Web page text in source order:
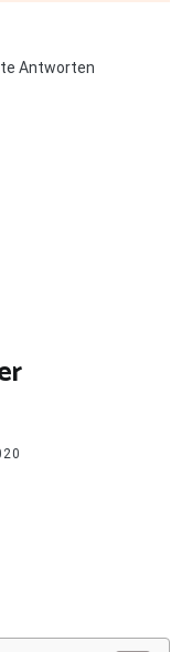
Antworten